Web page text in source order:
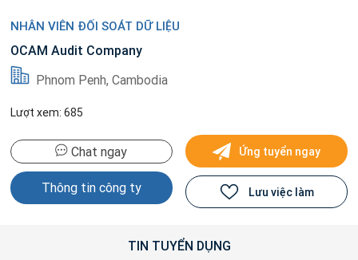
NHÂN VIÊN ĐỐI SOÁT DỮ LIỆU
OCAM Audit Company
Phnom Penh, Cambodia
Lượt xem: 685
Chat ngay
Thông tin công ty
Ứng tuyển ngay
Lưu việc làm
TIN TUYỂN DỤNG